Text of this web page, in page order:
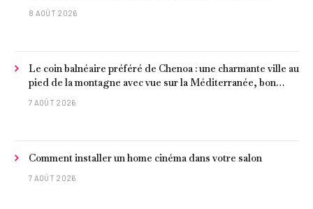
8 AOÛT 2026
Le coin balnéaire préféré de Chenoa : une charmante ville au
pied de la montagne avec vue sur la Méditerranée, bon
poisson et criques isolées
7 AOÛT 2026
Comment installer un home cinéma dans votre salon
7 AOÛT 2026